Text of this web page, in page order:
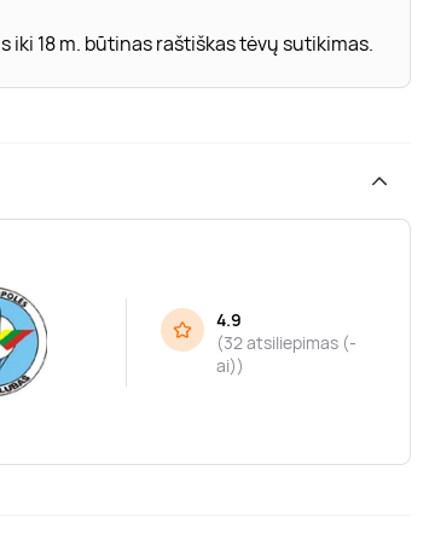
18 m. būtinas raštiškas tėvų sutikimas.
4.9
(32 atsiliepimas (-
ai))